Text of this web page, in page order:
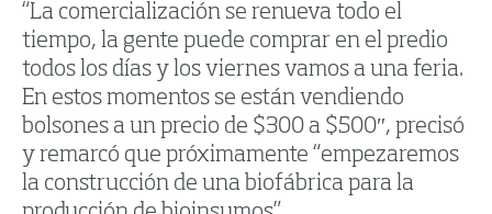
“La comercialización se renueva todo el
tiempo, la gente puede comprar en el predio
todos los días y los viernes vamos a una feria.
En estos momentos se están vendiendo
bolsones a un precio de $300 a $500″, precisó
y remarcó que próximamente “empezaremos
la construcción de una biofábrica para la